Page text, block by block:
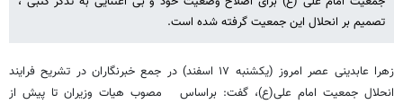
تصمیم بر انحلال این جمعیت گرفته شده است.
زهرا عابدینی عصر امروز (یکشنبه ۱۷ اسفند) در جمع خبرنگاران در تشریح فرایند
انحلال جمعیت امام علی(ع)، گفت: براساس مصوب هیات وزیران تا پیش از